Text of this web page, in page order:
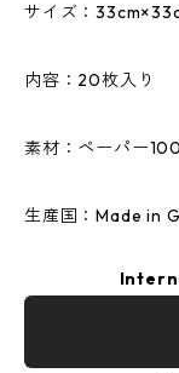
サイズ：
内容：20枚入り
素材：ペーパー
生産国：Made in